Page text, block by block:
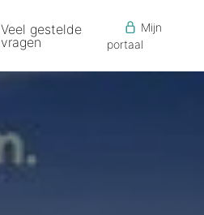
Veel gestelde
vragen
Mijn
portaal